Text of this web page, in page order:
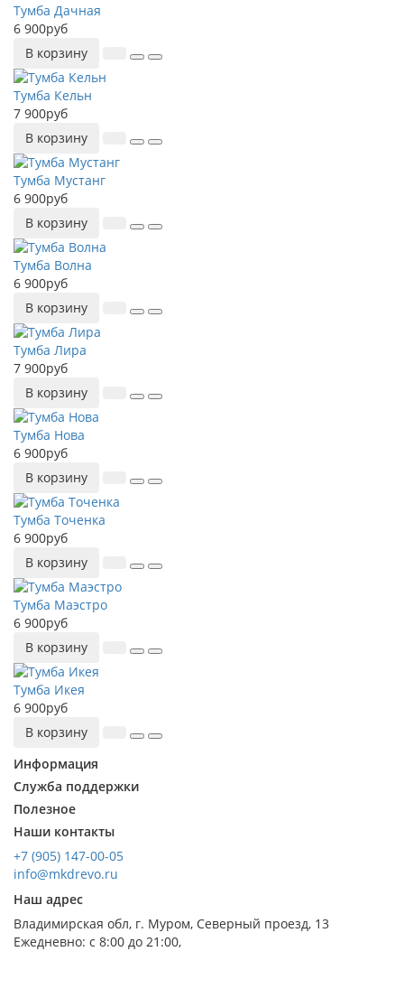
Тумба Дачная
6 900руб
В корзину
Тумба Кельн
7 900руб
В корзину
Тумба Мустанг
6 900руб
В корзину
Тумба Волна
6 900руб
В корзину
Тумба Лира
7 900руб
В корзину
Тумба Нова
6 900руб
В корзину
Тумба Точенка
6 900руб
В корзину
Тумба Маэстро
6 900руб
В корзину
Тумба Икея
6 900руб
В корзину
Информация
Служба поддержки
Полезное
Наши контакты
+7 (905) 147-00-05
info@mkdrevo.ru
Наш адрес
Владимирская обл, г. Муром, Северный проезд, 13
Ежедневно: с 8:00 до 21:00,